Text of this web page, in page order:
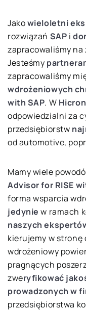
Jakowieloletni
rozwiązań SAP i
zapracowaliśmy
Jesteśmy
zapracowaliśmy
wdrożeniowych
with SAP. W Hicron
odpowiedzialni za
przedsiębiorstw
od automotive,
Mamy wiele
Advisor for RISE
forma wsparcia
jedynie w ramach
naszych
kierujemy w stronę
wdrożeniowy
pragnących
zweryfikować
prowadzonych w
przedsiębiorstwa